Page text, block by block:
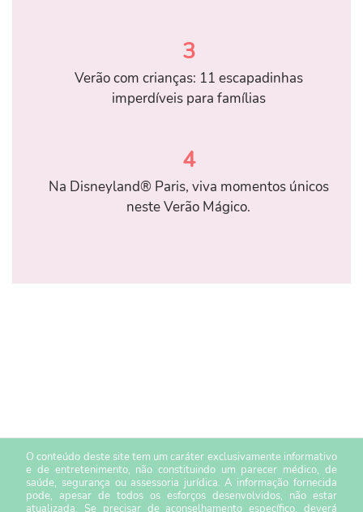
3
Verão com crianças: 11 escapadinhas
imperdíveis para famílias
4
Na Disneyland® Paris, viva momentos únicos
neste Verão Mágico.
O conteúdo deste site tem um caráter exclusivamente informativo
e de entretenimento, não constituindo um parecer médico, de
saúde, segurança ou assessoria jurídica. A informação fornecida
pode, apesar de todos os esforços desenvolvidos, não estar
atualizada. Se precisar de aconselhamento específico, deverá